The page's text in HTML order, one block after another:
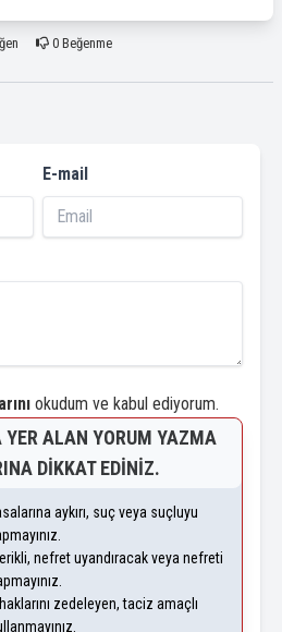
0 Beğenme
E-mail
okudum ve kabul ediyorum.
YER ALAN YORUM YAZMA
DIKKAT EDINIZ.
aykırı, suç veya suçluyu
nefret uyandıracak veya nefreti
zedeleyen, taciz amaçlı